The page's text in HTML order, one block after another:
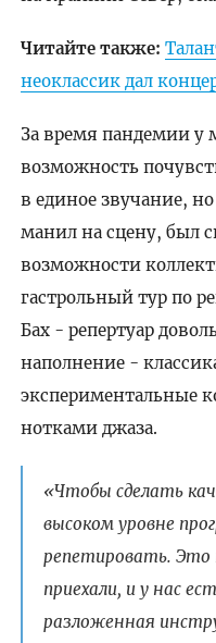
Читайте также:
неоклассик дал
За время пандемии у
возможность
в единое звучание,
манил на сцену, был
возможности
гастрольный тур по
Бах - репертуар
наполнение -
экспериментальные
нотками джаза.
«Чтобы сделать
высоком уровне
репетировать. Это
приехали, и у нас
разложенная